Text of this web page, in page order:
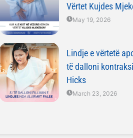
Vërtet Kujdes
May 19, 2026
Lindje e vërtetë
të dalloni
Hicks
March 23, 2026